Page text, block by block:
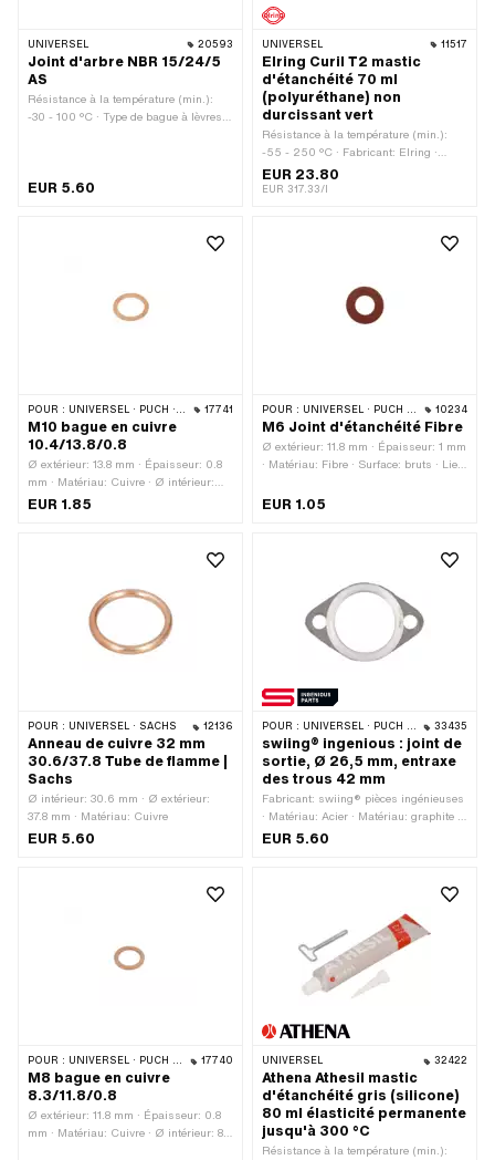
UNIVERSEL 20593
Joint d'arbre NBR 15/24/5
AS
Résistance à la température (min.):
-30 - 100 °C · Type de bague à lèvres:
24 mm · Largeur: 5 mm · Matériau:
EUR 5.60
UNIVERSEL 11517
Elring Curil T2 mastic
d'étanchéité 70 ml
(polyuréthane) non
durcissant vert
Résistance à la température (min.):
-55 - 250 °C · Fabricant: Elring ·
Contenu: 70 ml · Couleur: vert ·
Champ d'application: Chimie ·
EUR 23.80
EUR 317.33/l
POUR : UNIVERSEL · PUCH · SACHS · PONY / CILO (BÊTA 521 & 512) 17741
M10 bague en cuivre
10.4/13.8/0.8
Ø extérieur: 13.8 mm · Épaisseur: 0.8
mm · Matériau: Cuivre · Ø intérieur:
10.4 mm
EUR 1.85
POUR : UNIVERSEL · PUCH · SACHS · PONY / CILO (BÊTA 521 & 512) 10234
M6 Joint d'étanchéité Fibre
Ø extérieur: 11.8 mm · Épaisseur: 1 mm
· Matériau: Fibre · Surface: bruts · Lieu
d'utilisation: Carburateur · Ø intérieur:
EUR 1.05
POUR : UNIVERSEL · SACHS 12136
Anneau de cuivre 32 mm
30.6/37.8 Tube de flamme |
Sachs
Ø intérieur: 30.6 mm · Ø extérieur:
37.8 mm · Matériau: Cuivre
EUR 5.60
POUR : UNIVERSEL · PUCH · TOMOS 33435
swiing® ingenious : joint de
sortie, Ø 26,5 mm, entraxe
des trous 42 mm
Fabricant: swiing® pièces ingénieuses
· Matériau: Acier · Matériau: graphite ·
Lieu d'utilisation: Sortie · Ø intérieur:
points de fixation: 2 pcs · Distance
EUR 5.60
POUR : UNIVERSEL · PUCH · SACHS · PONY / CILO (BÊTA 521 & 512) · PIAGGIO 17740
M8 bague en cuivre
8.3/11.8/0.8
Ø extérieur: 11.8 mm · Épaisseur: 0.8
mm · Matériau: Cuivre · Ø intérieur: 8.3
UNIVERSEL 32422
Athena Athesil mastic
d'étanchéité gris (silicone)
80 ml élasticité permanente
jusqu'à 300 °C
Résistance à la température (min.):